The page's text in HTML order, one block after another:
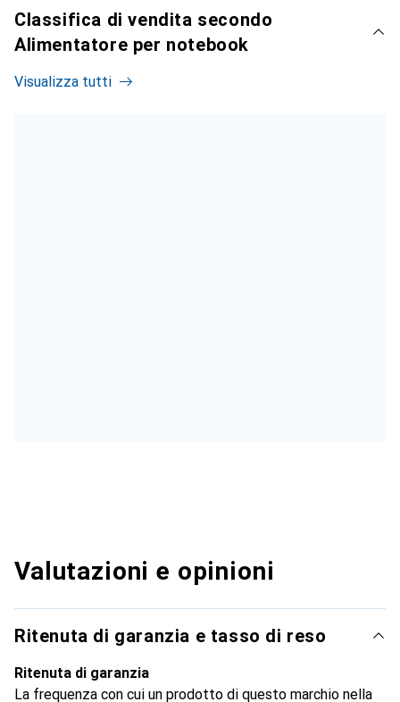
Classifica di vendita secondo
Alimentatore per notebook
Visualizza tutti
Valutazioni e opinioni
Ritenuta di garanzia e tasso di reso
Ritenuta di garanzia
La frequenza con cui un prodotto di questo marchio nella